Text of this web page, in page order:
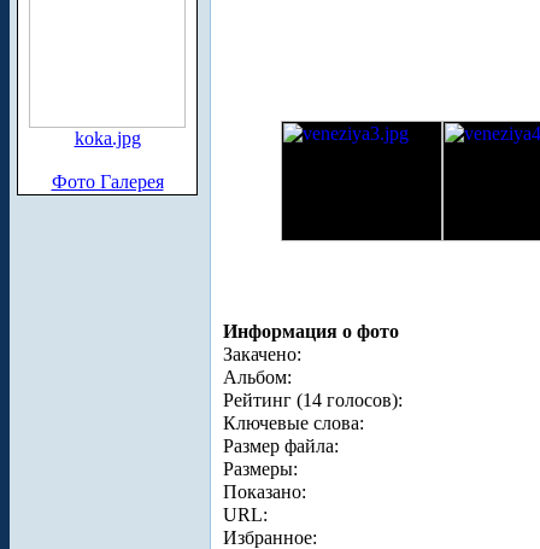
koka.jpg
Фото Галерея
Информация о фото
Закачено:
Альбом:
Рейтинг (14 голосов):
Ключевые слова:
Размер файла:
Размеры:
Показано:
URL:
Избранное: